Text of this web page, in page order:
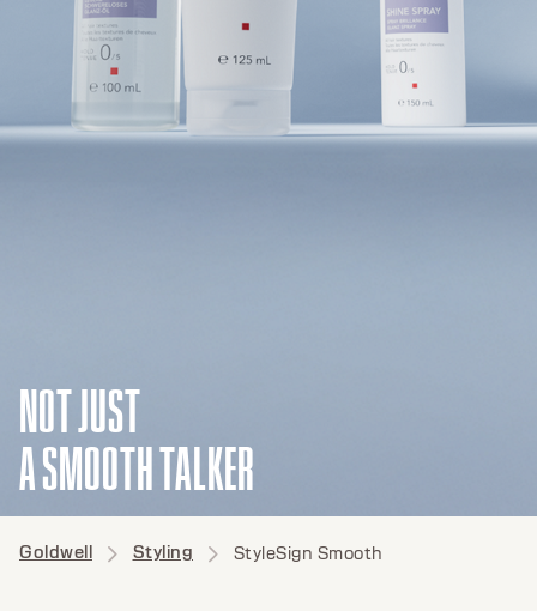
NOT JUST
A SMOOTH TALKER
Goldwell Styling StyleSign Smooth